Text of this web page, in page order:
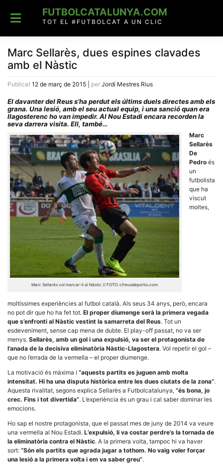
content
FUTBOLCATALUNYA.COM
TOT EL #FUTBOLCAT A UN CLIC
Marc Sellarès, dues espines clavades
amb el Nàstic
Publicat 12 de març de 2015 per Jordi Mestres Rius
El davanter del Reus s’ha perdut els últims duels directes amb els
grana. Una lesió, amb el seu actual equip, i una sanció quan era
llagosterenc ho van impedir. Al Nou Estadi encara recorden la
seva darrera visita. Ell, també…
Marc Sellarès vol marcar-li al Nàstic // FOTO: cfreusdeportiu.com
Marc
Sellarès
De
Pedro és
un
futbolista
que ha
viscut
moltes,
moltíssimes experiències al futbol català. Als seus 34 anys, però, encara
no pot dir que ho ha fet tot. El proper diumenge serà la primera vegada
que s’enfronti al Nàstic vestint la samarreta del Reus. Tot un
esdeveniment, sense cap mena de dubte. El play-off passat, no va ser
menys. Sellarès, amb un gol i una expulsió, va ser el protagonista de
l’anada de la decisiva eliminatòria Nàstic-Llagostera. Vol repetir el gol –
que no l’errada de la vermella – el proper diumenge.
La motivació és màxima i “aquests partits es juguen amb molta
intensitat. Hi ha una disputa històrica entre les dues ciutats de la zona”.
Aquesta rivalitat, segons explica Sellarès a Futbolcatalunya, “és bona, jo
crec. Fins i tot divertida”. L’experiència és un grau i cal saber dominar les
emocions.
Ho sap el nostre protagonista, que el passat mes de juny de 2014 va veure
una vermella al Nou Estadi. L’expulsió, li va costar perdre’s la tornada de
la eliminatòria contra el Nàstic. A la primera volta, tampoc hi va haver
sort: “Són els partits que agrada jugar a tothom. No vaig voler forçar
una lesió a la primera volta i em va saber greu”.
Necessàries
són
opcionals,
són
necessàries
per al
funcionament
tècnic de la
web.
Estadístiques
Recopilem
de manera
anònima d'ús
del lloc web
per a millorar
la funcionalitat
i la seva